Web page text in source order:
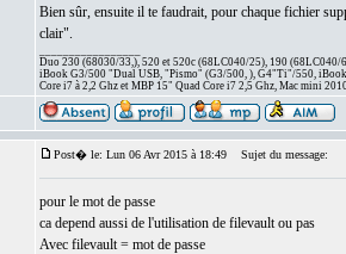
Bien sûr, ensuite il te faudrait, pour chaque fichier
clair".
Duo 230 (68030/33,), 520 et 520c (68LC040/25), 190 (68LC040/
iBook G3/500 "Dual USB, "Pismo" (G3/500, ), G4"Ti"/550,
Core i7 à 2,2 Ghz et MBP 15" Quad Core i7 2,5 Ghz, Mac mini
Post� le: Lun 06 Avr 2015 à 18:49 Sujet du message:
pour le mot de passe
ca depend aussi de l'utilisation de filevault ou pas
Avec filevault = mot de passe